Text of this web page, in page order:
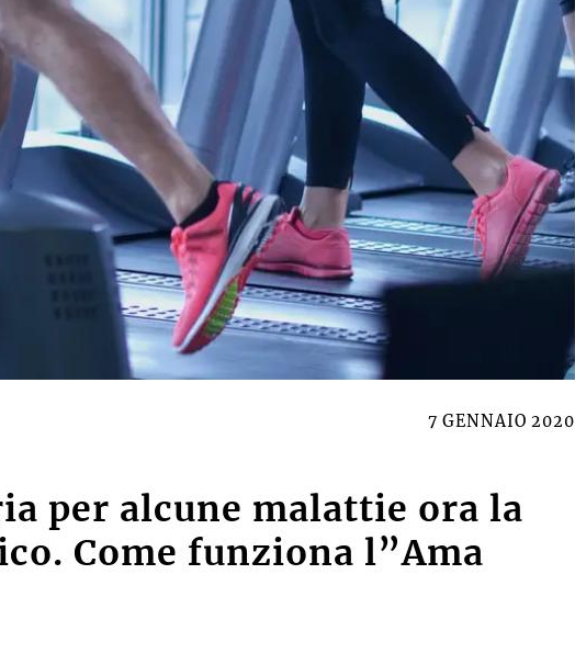
7 GENNAIO 2020
per alcune malattie ora la
Come funziona l”Ama